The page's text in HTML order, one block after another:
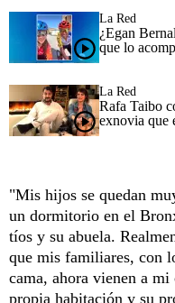
La Red
¿Egan
que lo
La Red
Rafa Taibo
exnovia que
"Mis hijos se quedan
un dormitorio en el
tíos y su abuela.
que mis familiares, con
cama, ahora vienen a
propia habitación y su